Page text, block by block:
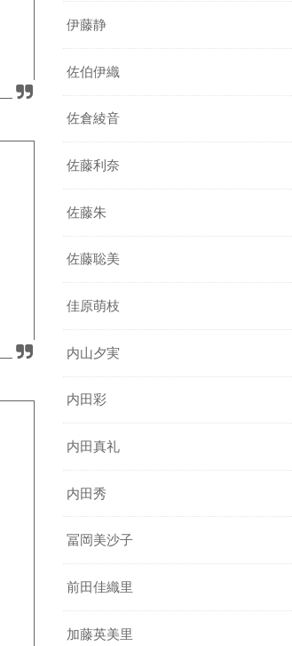
伊藤静
佐伯伊織
佐倉綾音
佐藤利奈
佐藤朱
佐藤聡美
佳原萌枝
内山夕実
内田彩
内田真礼
内田秀
冨岡美沙子
前田佳織里
加藤英美里